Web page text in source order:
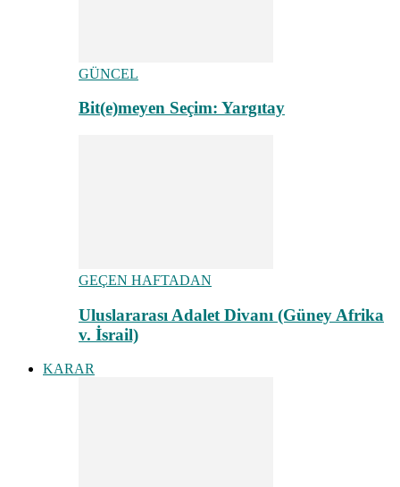
GÜNCEL
Bit(e)meyen Seçim: Yargıtay
GEÇEN HAFTADAN
Uluslararası Adalet Divanı (Güney Afrika
v. İsrail)
KARAR